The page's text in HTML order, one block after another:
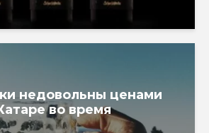
недовольны ценами
во время